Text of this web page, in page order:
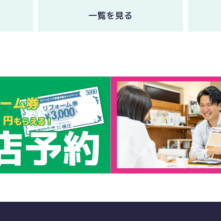
一覧を見る